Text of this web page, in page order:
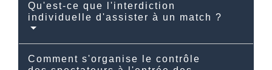
Qu'est-ce que l'interdiction
individuelle d'assister à un match ?
Comment s'organise le contrôle